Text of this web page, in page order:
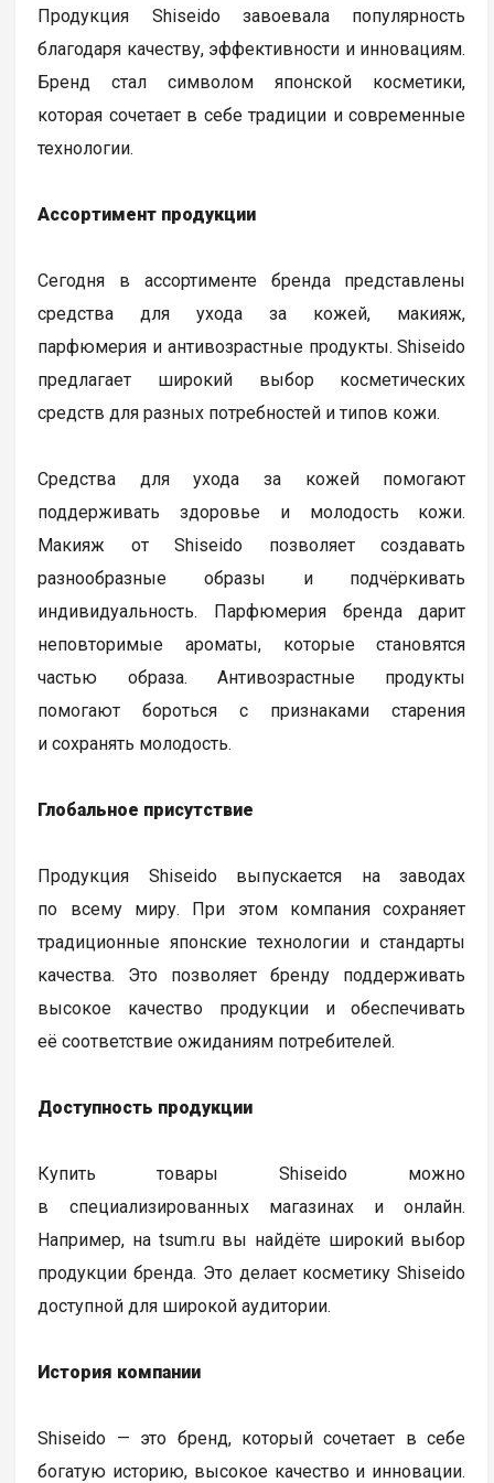
Продукция Shiseido завоевала популярность
благодаря качеству, эффективности и инновациям.
Бренд стал символом японской косметики,
которая сочетает в себе традиции и современные
технологии.
Ассортимент продукции
Сегодня в ассортименте бренда представлены
средства для ухода за кожей, макияж,
парфюмерия и антивозрастные продукты. Shiseido
предлагает широкий выбор косметических
средств для разных потребностей и типов кожи.
Средства для ухода за кожей помогают
поддерживать здоровье и молодость кожи.
Макияж от Shiseido позволяет создавать
разнообразные образы и подчёркивать
индивидуальность. Парфюмерия бренда дарит
неповторимые ароматы, которые становятся
частью образа. Антивозрастные продукты
помогают бороться с признаками старения
и сохранять молодость.
Глобальное присутствие
Продукция Shiseido выпускается на заводах
по всему миру. При этом компания сохраняет
традиционные японские технологии и стандарты
качества. Это позволяет бренду поддерживать
высокое качество продукции и обеспечивать
её соответствие ожиданиям потребителей.
Доступность продукции
Купить товары Shiseido можно
в специализированных магазинах и онлайн.
Например, на tsum.ru вы найдёте широкий выбор
продукции бренда. Это делает косметику Shiseido
доступной для широкой аудитории.
История компании
Shiseido — это бренд, который сочетает в себе
богатую историю, высокое качество и инновации.